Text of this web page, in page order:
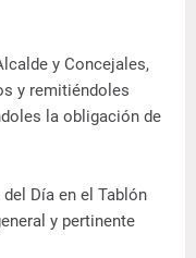
y Concejales,
y remitiéndoles
la obligación de
Día en el Tablón
y pertinente